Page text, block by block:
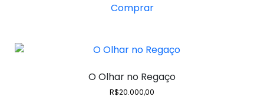
Comprar
O Olhar no Regaço
R$20.000,00